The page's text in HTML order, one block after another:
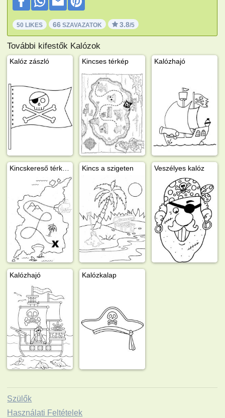
50 LIKES 66 SZAVAZATOK 3.8/5
További kifestők Kalózok
Kalóz zászló Kincses térkép Kalózhajó
Kincs a szigeten Veszélyes kalóz
Kalózhajó Kalózkalap
Szülők
Használati Feltételek